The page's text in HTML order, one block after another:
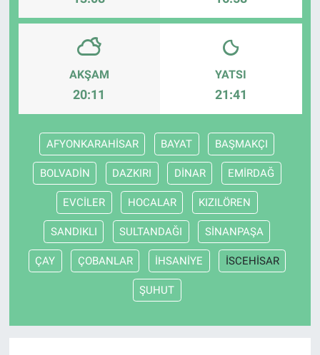
AKŞAM
20:11
YATSI
21:41
AFYONKARAHİSAR BAYAT BAŞMAKÇI
BOLVADİN DAZKIRI DİNAR EMİRDAĞ
EVCİLER HOCALAR KIZILÖREN
SANDIKLI SULTANDAĞI SİNANPAŞA
ÇAY ÇOBANLAR İHSANİYE İSCEHİSAR
ŞUHUT